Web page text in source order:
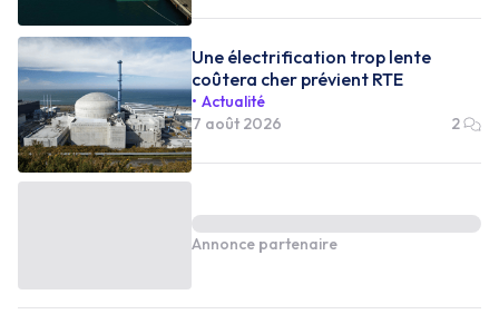
Une électrification trop lente
coûtera cher prévient RTE
Actualité
7 août 2026
2
Annonce partenaire